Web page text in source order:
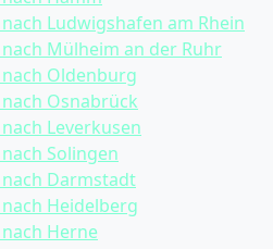
Ludwigshafen am Rhein
Mülheim an der Ruhr
Oldenburg
Osnabrück
Leverkusen
Solingen
Darmstadt
Heidelberg
Herne